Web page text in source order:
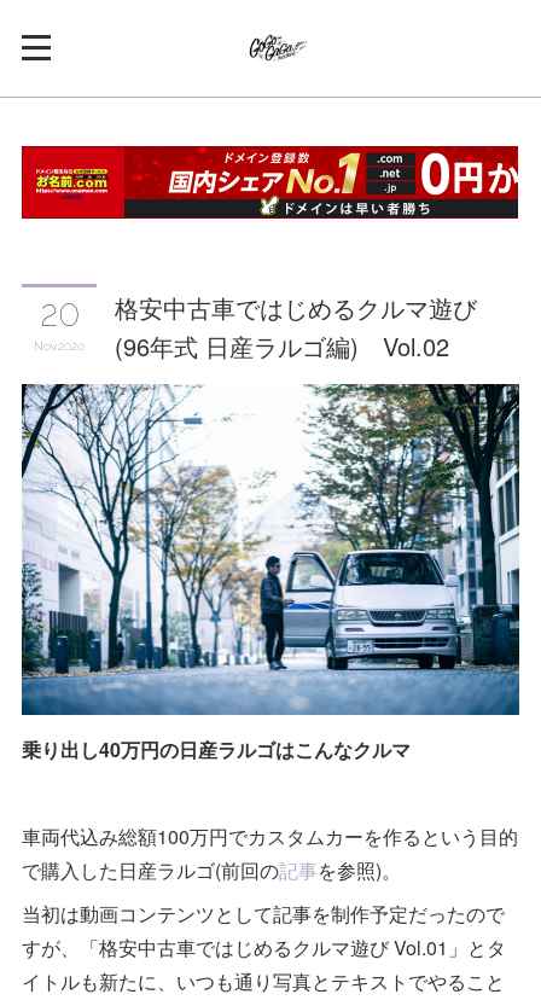
20
Nov 2020
格安中古車ではじめるクルマ遊び
(96年式 日産ラルゴ編) Vol.02
乗り出し40万円の日産ラルゴはこんなクルマ
車両代込み総額100万円でカスタムカーを作るという目的
で購入した日産ラルゴ(前回の記事を参照)。
当初は動画コンテンツとして記事を制作予定だったので
すが、「格安中古車ではじめるクルマ遊び Vol.01」とタ
イトルも新たに、いつも通り写真とテキストでやること